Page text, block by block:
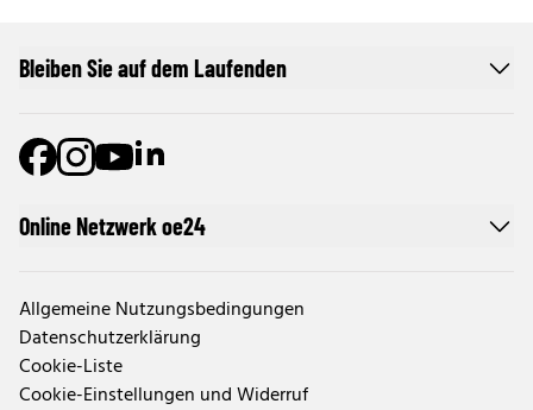
Online Netzwerk oe24
Allgemeine Nutzungsbedingungen
Datenschutzerklärung
Cookie-Liste
Cookie-Einstellungen und Widerruf
Bleiben Sie auf dem Laufenden